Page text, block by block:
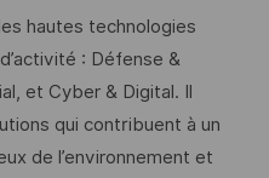
hautes technologies
: Défense &
et Cyber & Digital. Il
qui contribuent à un
de l’environnement et